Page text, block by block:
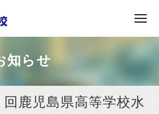
知らせ
回鹿児島県高等学校水